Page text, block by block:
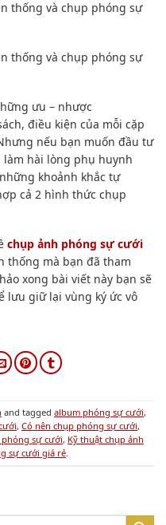
đúng nhất​? Ý nghĩa và
ảnh studio đẹp và tôn
Facebook​ ngắn gọn, ý
Cặp đôi nào nên chọn?
cho nam và nữ chính
Thời điểm lý tưởng và
tin nhắn​ điện thoại hay,